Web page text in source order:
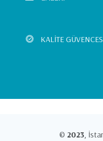
KALİTE
© 2023 ,